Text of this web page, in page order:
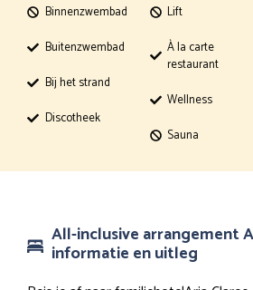
Binnenzwembad
Buitenzwembad
Bij het strand
Discotheek
Lift
À la carte
restaurant
Wellness
Sauna
All-inclusive arrangement
informatie en uitleg